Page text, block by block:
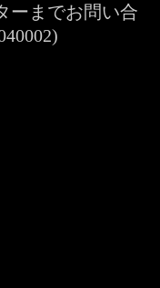
ーまでお問い合